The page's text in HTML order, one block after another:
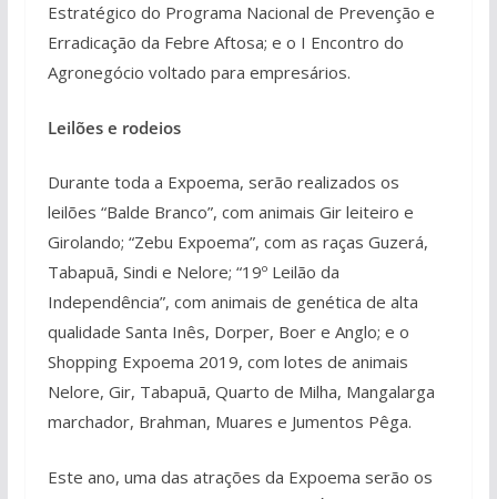
Estratégico do Programa Nacional de Prevenção e
Erradicação da Febre Aftosa; e o I Encontro do
Agronegócio voltado para empresários.
Leilões e rodeios
Durante toda a Expoema, serão realizados os
leilões “Balde Branco”, com animais Gir leiteiro e
Girolando; “Zebu Expoema”, com as raças Guzerá,
Tabapuã, Sindi e Nelore; “19º Leilão da
Independência”, com animais de genética de alta
qualidade Santa Inês, Dorper, Boer e Anglo; e o
Shopping Expoema 2019, com lotes de animais
Nelore, Gir, Tabapuã, Quarto de Milha, Mangalarga
marchador, Brahman, Muares e Jumentos Pêga.
Este ano, uma das atrações da Expoema serão os